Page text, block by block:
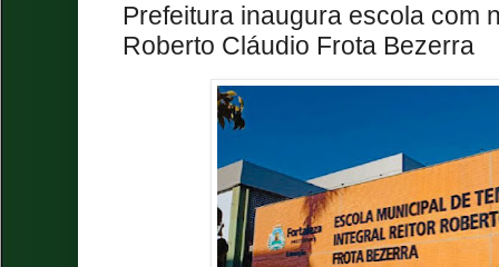
Prefeitura inaugura escola com
Roberto Cláudio Frota Bezerra